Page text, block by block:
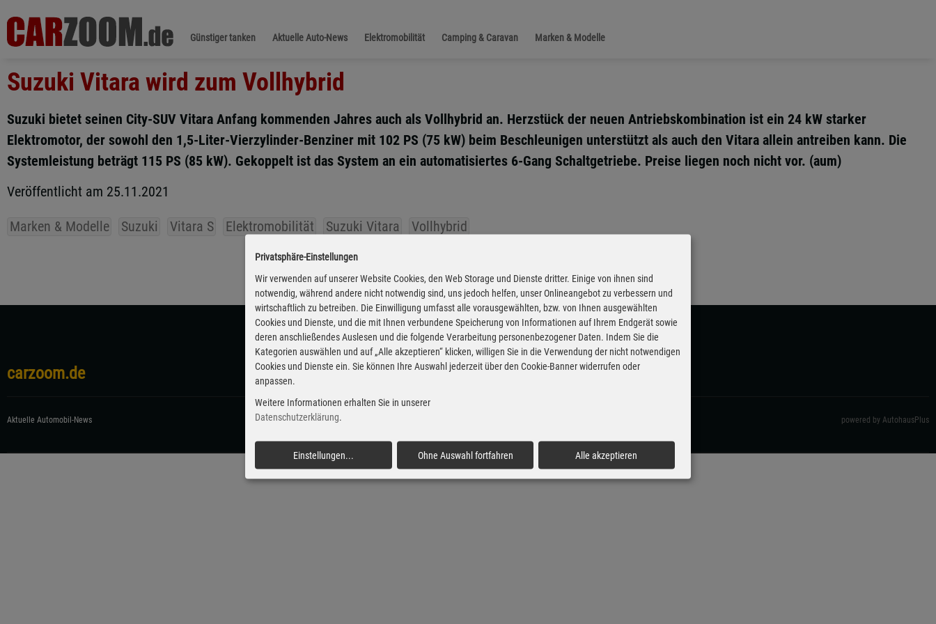
Günstiger tanken Aktuelle Auto-News Elektromobilität Camping & Caravan Marken & Modelle
Suzuki Vitara wird zum Vollhybrid
Suzuki bietet seinen City-SUV Vitara Anfang kommenden Jahres auch als Vollhybrid an. Herzstück der neuen Antriebskombination ist ein 24 kW starker
Elektromotor, der sowohl den 1,5-Liter-Vierzylinder-Benziner mit 102 PS (75 kW) beim Beschleunigen unterstützt als auch den Vitara allein antreiben kann. Die
Systemleistung beträgt 115 PS (85 kW). Gekoppelt ist das System an ein automatisiertes 6-Gang Schaltgetriebe. Preise liegen noch nicht vor. (aum)
Veröffentlicht am 25.11.2021
Marken & Modelle Suzuki Vitara S Elektromobilität Suzuki Vitara Vollhybrid
carzoom.de
Aktuelle Automobil-News powered by AutohausPlus
Privatsphäre-Einstellungen
Wir verwenden auf unserer Website Cookies, den Web Storage und Dienste dritter. Einige von ihnen sind
notwendig, während andere nicht notwendig sind, uns jedoch helfen, unser Onlineangebot zu verbessern und
wirtschaftlich zu betreiben. Die Einwilligung umfasst alle vorausgewählten, bzw. von Ihnen ausgewählten
Cookies und Dienste, und die mit Ihnen verbundene Speicherung von Informationen auf Ihrem Endgerät sowie
deren anschließendes Auslesen und die folgende Verarbeitung personenbezogener Daten. Indem Sie die
Kategorien auswählen und auf „Alle akzeptieren“ klicken, willigen Sie in die Verwendung der nicht notwendigen
Cookies und Dienste ein. Sie können Ihre Auswahl jederzeit über den Cookie-Banner widerrufen oder
anpassen.
Weitere Informationen erhalten Sie in unserer
Datenschutzerklärung.
Einstellungen... Ohne Auswahl fortfahren Alle akzeptieren